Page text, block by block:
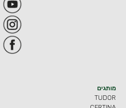
מותגים
TUDOR